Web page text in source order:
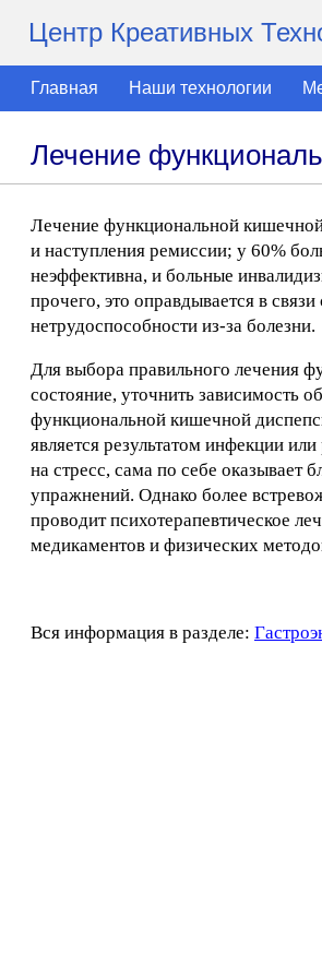
Центр Креативных
Главная Наши технологии
Лечение
Лечение функциональной
и наступления ремиссии; у 60%
неэффективна, и больные
прочего, это оправдывается в
нетрудоспособности из-за болезни.
Для выбора правильного лечения
состояние, уточнить зависимость
функциональной кишечной
является результатом инфекции
на стресс, сама по себе оказывает
упражнений. Однако более
проводит психотерапевтическое
медикаментов и физических
Вся информация в разделе: